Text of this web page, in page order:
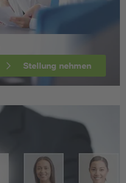
Stellung nehmen